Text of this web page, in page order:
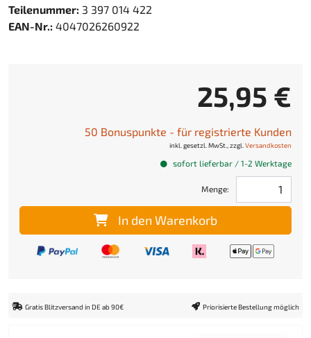
Teilenummer: 3 397 014 422
EAN-Nr.: 4047026260922
25,95 €
50 Bonuspunkte - für registrierte Kunden
inkl. gesetzl. MwSt., zzgl. Versandkosten
sofort lieferbar / 1-2 Werktage
Menge:
In den Warenkorb
Gratis Blitzversand in DE ab 90€ Priorisierte Bestellung möglich